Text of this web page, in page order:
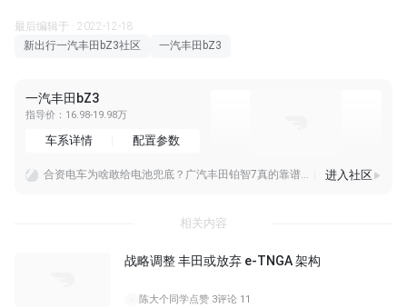
最后编辑于 · 2022-12-18
新出行一汽丰田bZ3社区
一汽丰田bZ3
一汽丰田bZ3
指导价：16.98-19.98万
车系详情 配置参数
合资电车为啥敢给电池兜底？广汽丰田铂智7真的靠谱吗？
进入社区
相关内容
战略调整 丰田或放弃 e-TNGA 架构
陈大个同学点赞 3评论 11